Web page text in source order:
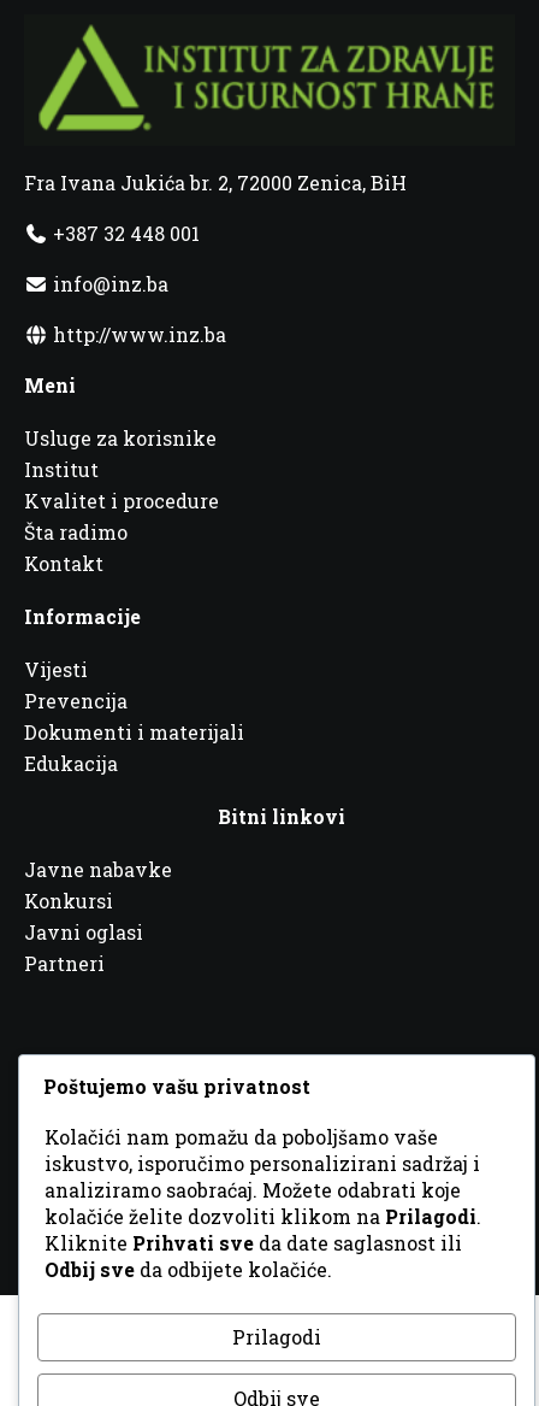
Fra Ivana Jukića br. 2, 72000 Zenica, BiH
+387 32 448 001
info@inz.ba
http://www.inz.ba
Meni
Usluge za korisnike
Institut
Kvalitet i procedure
Šta radimo
Kontakt
Informacije
Vijesti
Prevencija
Dokumenti i materijali
Edukacija
Bitni linkovi
Javne nabavke
Konkursi
Javni oglasi
Partneri
© 2026 Sva prava zadržana. Dizajn
Poštujemo vašu privatnost
Kolačići nam pomažu da poboljšamo vaše
iskustvo, isporučimo personalizirani sadržaj i
analiziramo saobraćaj. Možete odabrati koje
kolačiće želite dozvoliti klikom na Prilagodi.
Kliknite Prihvati sve da date saglasnost ili
Odbij sve da odbijete kolačiće.
Prilagodi
Odbij sve